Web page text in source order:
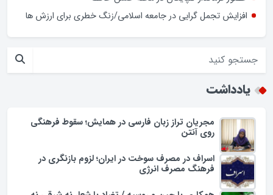
تفاوتی بین تهران و شهرستان ها نیست
افزایش تجمل گرایی در جامعه اسلامی/زنگ خطری برای ارزش ها
یادداشت
مجریان تراز زبان فارسی در همایش؛ سقوط فرهنگی